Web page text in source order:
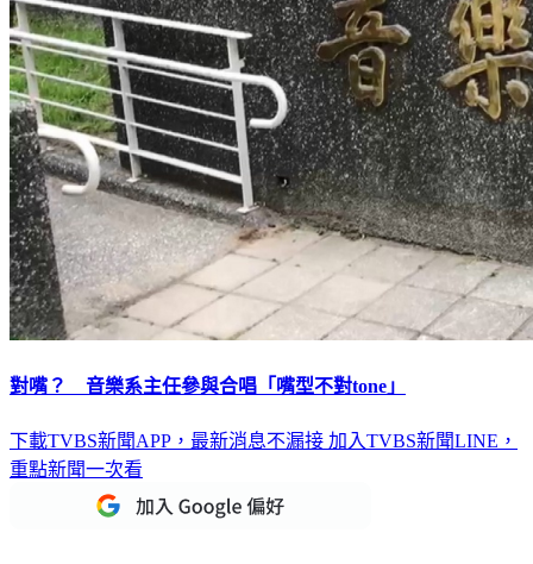
對嘴？ 音樂系主任參與合唱「嘴型不對tone」
下載TVBS新聞APP，最新消息不漏接 加入TVBS新聞LINE，
重點新聞一次看